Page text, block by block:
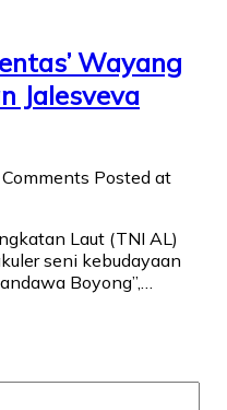
Wayang
Jalesveva
Posted at
Laut (TNI AL)
seni kebudayaan
Boyong”,…